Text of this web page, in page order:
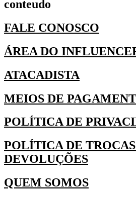
conteudo
FALE CONOSCO
ÁREA DO
ATACADISTA
MEIOS DE
POLÍTICA DE
POLÍTICA DE
DEVOLUÇÕES
QUEM SOMOS